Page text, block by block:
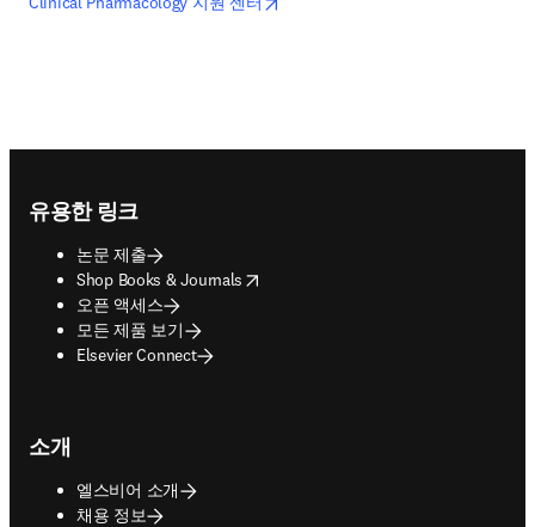
유용한 링크
논문 제출
Shop Books & Journals
opens in new tab/window
오픈 액세스
모든 제품 보기
Elsevier Connect
소개
엘스비어 소개
채용 정보